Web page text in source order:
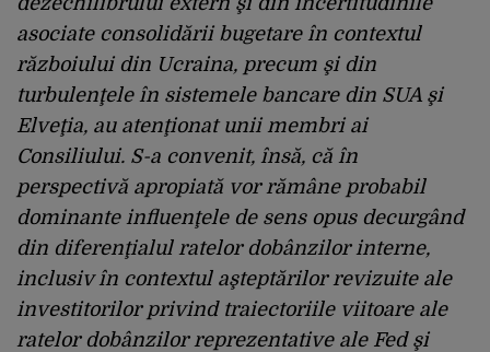
asociate consolidării bugetare în contextul
războiului din Ucraina, precum şi din
turbulenţele în sistemele bancare din SUA şi
Elveţia, au atenţionat unii membri ai
Consiliului. S-a convenit, însă, că în
perspectivă apropiată vor rămâne probabil
dominante influenţele de sens opus decurgând
din diferenţialul ratelor dobânzilor interne,
inclusiv în contextul aşteptărilor revizuite ale
investitorilor privind traiectoriile viitoare ale
ratelor dobânzilor reprezentative ale Fed şi